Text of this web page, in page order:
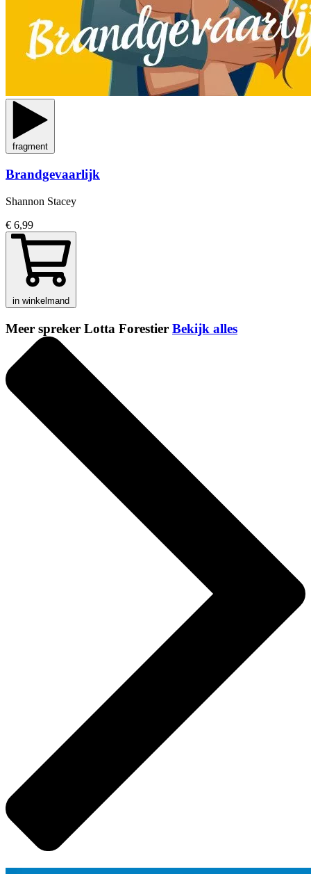
fragment
Brandgevaarlijk
Shannon Stacey
€ 6,99
in winkelmand
Meer spreker Lotta Forestier Bekijk alles